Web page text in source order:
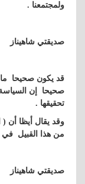
ولمجتمعنا .
صديقتي شاهيناز
قد يكون صحيحا
صحيحا إن
تحقيقها .
وقد يقال أيظا أن (
من هذا القبيل في
صديقتي شاهيناز